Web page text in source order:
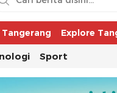
Explore
Sport